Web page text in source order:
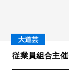
車が出張！in富山
大道芸
従業員組合主